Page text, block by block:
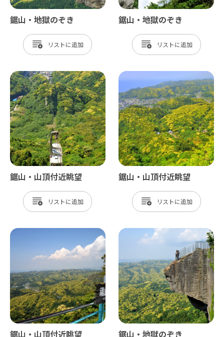
鋸山・地獄のぞき
リスト
鋸山・地獄のぞき
リスト
鋸山・山頂付近眺望
リスト
鋸山・山頂付近眺望
リスト
鋸山・山頂付近眺望 鋸山・地獄のぞき